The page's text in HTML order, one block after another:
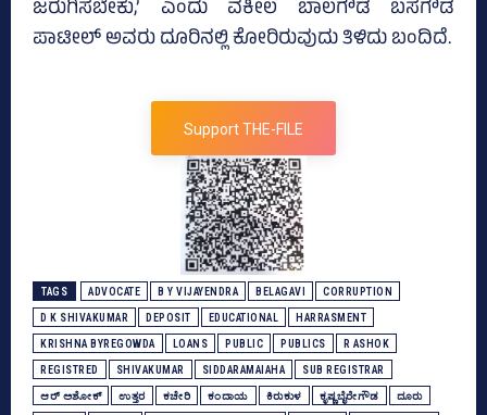
ಜರುಗಿಸಬೇಕು,’ ಎಂದು ವಕೀಲ ಬಾಲಗೌಡ ಬಸಗೌಡ
ಪಾಟೀಲ್‌ ಅವರು ದೂರಿನಲ್ಲಿ ಕೋರಿರುವುದು ತಿಳಿದು ಬಂದಿದೆ.
Support THE-FILE
TAGS ADVOCATE B Y VIJAYENDRA BELAGAVI CORRUPTION
D K SHIVAKUMAR DEPOSIT EDUCATIONAL HARRASMENT
KRISHNA BYREGOWDA LOANS PUBLIC PUBLICS R ASHOK
REGISTRED SHIVAKUMAR SIDDARAMAIAHA SUB REGISTRAR
ಆರ್‌ ಅಶೋಕ್‌ ಉತ್ತರ ಕಚೇರಿ ಕಂದಾಯ ಕಿರುಕುಳ ಕೃಷ್ಣಬೈರೇಗೌಡ ದೂರು